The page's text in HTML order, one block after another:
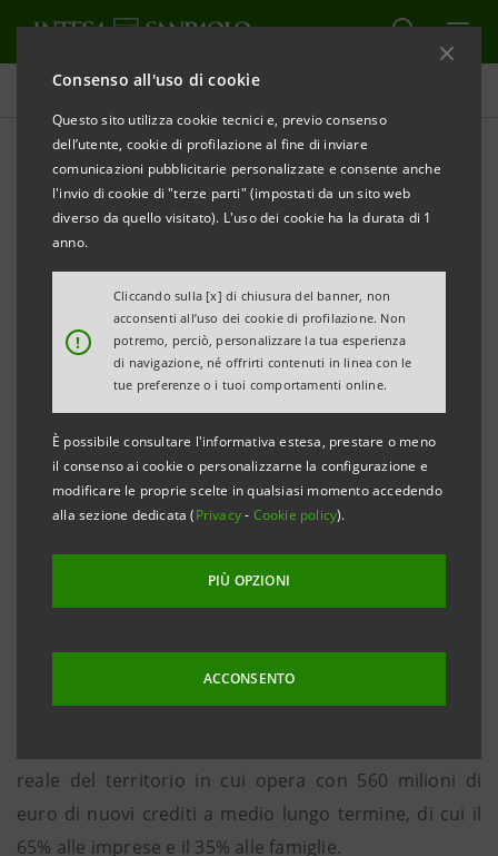
Consenso all'uso di cookie
Questo sito utilizza cookie tecnici e, previo consenso
dell’utente, cookie di profilazione al fine di inviare
comunicazioni pubblicitarie personalizzate e consente anche
l'invio di cookie di "terze parti" (impostati da un sito web
diverso da quello visitato). L'uso dei cookie ha la durata di 1
anno.
!
Cliccando sulla [x] di chiusura del banner, non
acconsenti all’uso dei cookie di profilazione. Non
potremo, perciò, personalizzare la tua esperienza
di navigazione, né offrirti contenuti in linea con le
tue preferenze o i tuoi comportamenti online.
È possibile consultare l'informativa estesa, prestare o meno
il consenso ai cookie o personalizzarne la configurazione e
modificare le proprie scelte in qualsiasi momento accedendo
alla sezione dedicata (Privacy- Cookie policy).
PIÙ OPZIONI
ACCONSENTO
Comunicati stampa
STAMPA AGGIORNA
COMUNICATO STAMPA
CARIROMAGNA APPROVA IL BILANCIO AL 30
GIUGNO 2016
• In sei mesi 560 milioni di nuovi finanziamenti
all’economia romagnola
• Attività finanziarie della clientela in aumento a
5,5 miliardi (+1,9%)
Forlì, 29 luglio 2016. Il consiglio di amministrazione di
approvato i risultati al 30 giugno 2016 presentati dal
direttore generale Bruno Bossina.
Cariromagna, presente nelle province romagnole con
81 filiali al servizio di circa 152.000 clienti, è
reale del territorio in cui opera con 560 milioni di
euro di nuovi crediti a medio lungo termine, di cui il
65% alle imprese e il 35% alle famiglie.